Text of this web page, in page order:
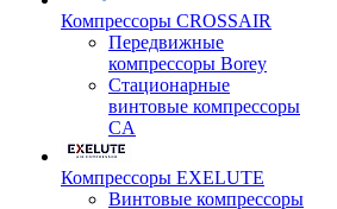
Компрессоры CROSSAIR
Передвижные
компрессоры Borey
Стационарные
винтовые компрессоры
CA
Компрессоры EXELUTE
Винтовые компрессоры